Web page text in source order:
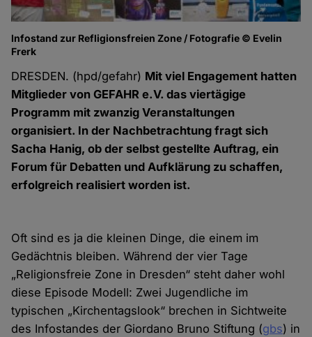
Infostand zur Refligionsfreien Zone / Fotografie © Evelin
Frerk
DRESDEN. (hpd/gefahr) Mit viel Engagement hatten
Mitglieder von GEFAHR e.V. das viertägige
Programm mit zwanzig Veranstaltungen
organisiert. In der Nachbetrachtung fragt sich
Sacha Hanig, ob der selbst gestellte Auftrag, ein
Forum für Debatten und Aufklärung zu schaffen,
erfolgreich realisiert worden ist.
Oft sind es ja die kleinen Dinge, die einem im
Gedächtnis bleiben. Während der vier Tage
„Religionsfreie Zone in Dresden“ steht daher wohl
diese Episode Modell: Zwei Jugendliche im
typischen „Kirchentagslook“ brechen in Sichtweite
des Infostandes der Giordano Bruno Stiftung (gbs) in